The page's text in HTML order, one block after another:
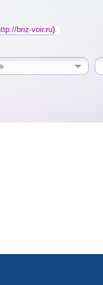
briz-voir.ru).